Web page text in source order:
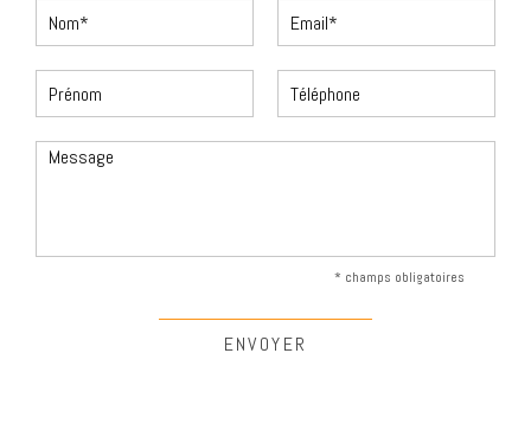
* champs obligatoires